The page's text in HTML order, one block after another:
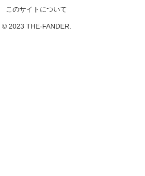
このサイトについて
© 2023 THE-FANDER.